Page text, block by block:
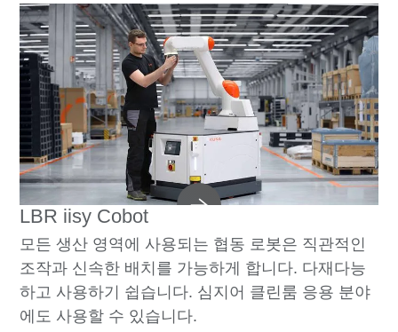
LBR iisy Cobot
모든 생산 영역에 사용되는 협동 로봇은 직관적인
조작과 신속한 배치를 가능하게 합니다. 다재다능
하고 사용하기 쉽습니다. 심지어 클린룸 응용 분야
에도 사용할 수 있습니다.